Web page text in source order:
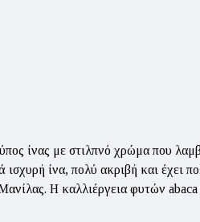
ίνας με στιλπνό χρώμα που
ίνα, πολύ ακριβή και έχει
Η καλλιέργεια φυτών